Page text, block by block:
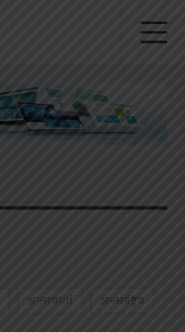
अन्तरवार्ता
अन्तराष्ट्रिय